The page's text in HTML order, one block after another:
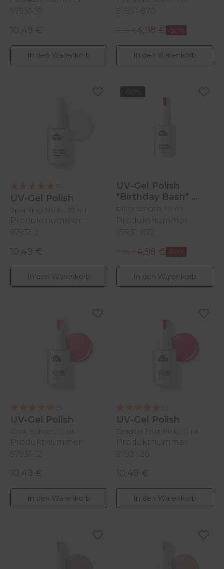
97931-39
Regulärer Preis:
10,49 €
In den Warenkorb
97931-870
Verkaufspreis:
Regulärer Preis:
4,98 € -50%
In den Warenkorb
UV-Gel Polish
Sparkling Nude, 10 ml
Produktnummer:
97931-2
Regulärer Preis:
10,49 €
In den Warenkorb
-50%
UV-Gel Polish
"Birthday Bash"
berry sangria, 10 ml
Produktnummer:
97931-872
Verkaufspreis:
Regulärer Preis:
4,98 € -50%
In den Warenkorb
UV-Gel Polish
Coral Sunset, 10 ml
Produktnummer:
97931-12
Regulärer Preis:
10,49 €
In den Warenkorb
UV-Gel Polish
Dragon Fruit Pink, 10 ml
Produktnummer:
97931-36
Regulärer Preis:
10,49 €
In den Warenkorb